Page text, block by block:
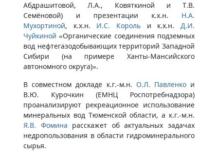
Абдрашитовой, Л.А., Ковяткиной и Т.В.
Семёновой) и презентации к.х.н. Н.А.
Мухортиной, к.х.н. И.С. Король и к.х.н.Д.И.
Чуйкиной «Органические соединения подземных
вод нефтегазодобывающих территорий Западной
Сибири (на примере Ханты-Мансийского
автономного округа)».
В совместном докладе к.г.-м.н. О.Л. Павленкои
В.Ю. Курочкин (ЕМНЦ Роспотребнадзора)
проанализируют рекреационное использование
минеральных вод Тюменской области, а к.г.-м.н.
Я.В. Фомина расскажет об актуальных задачах
недропользования в области гидроминерального
сырья.